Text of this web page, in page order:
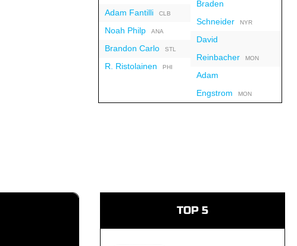
Adam FantilliCLB
Noah PhilpANA
Brandon CarloSTL
R. Ristolainen PHI
Braden
SchneiderNYR
David
ReinbacherMON
Adam
Engstrom MON
TOP 5